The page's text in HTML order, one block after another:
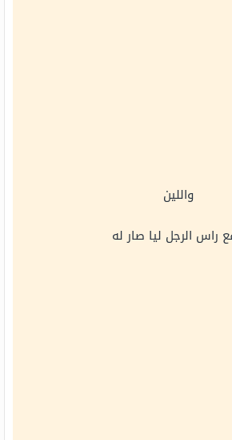
واللين
راس الرجل ليا صار له